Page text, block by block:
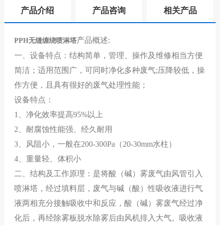
产品介绍 产品咨询 相关产品
PPH无缝缠绕喷淋塔产品概述:
一、设备特点： 结构简单，管理、操作及维修相当方便
简洁；适用范围广，可同时净化多种废气;压降较低，操
作方便，且具有很好的废气处理性能；
设备特点：
1、净化效率提高95%以上
2、 耐腐蚀性能强、经久耐用
3、
风阻小，一般在200-300Pa（20-30mm水柱）
4、 重量轻、体积小
二、结构及工作原理： 是将酸（碱）雾废气由风管引入
喷淋塔，经过填料层，废气与碱（酸）性吸收液进行气
液两相充分接触吸收中和反应，酸（碱）雾废气经过净
化后，再经除雾板脱水除雾后由风机排入大气。吸收液